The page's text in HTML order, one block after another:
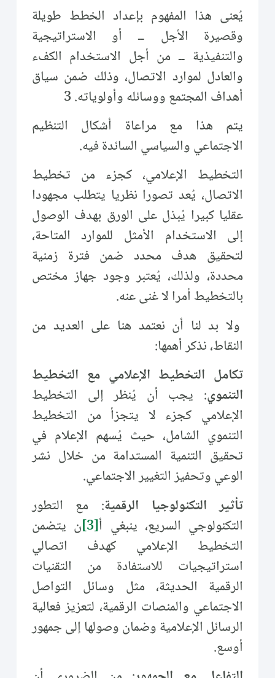
يُعنى هذا المفهوم بإعداد الخطط طويلة
وقصيرة الأجل ــ أو الاستراتيجية
والتنفيذية ــ من أجل الاستخدام الكفء
والعادل لموارد الاتصال، وذلك ضمن سياق
أهداف المجتمع ووسائله وأولوياته. 3
يتم هذا مع مراعاة أشكال التنظيم
الاجتماعي والسياسي السائدة فيه.
التخطيط الإعلامي، كجزء من تخطيط
الاتصال، يُعد تصورا نظريا يتطلب مجهودا
عقليا كبيرا يُبذل على الورق بهدف الوصول
إلى الاستخدام الأمثل للموارد المتاحة،
لتحقيق هدف محدد ضمن فترة زمنية
محددة، ولذلك، يُعتبر وجود جهاز مختص
بالتخطيط أمرا لا غنى عنه.
ولا بد لنا أن نعتمد هنا على العديد من
النقاط، نذكر أهمها:
تكامل التخطيط الإعلامي مع التخطيط
التنموي: يجب أن يُنظر إلى التخطيط
الإعلامي كجزء لا يتجزأ من التخطيط
التنموي الشامل، حيث يُسهم الإعلام في
تحقيق التنمية المستدامة من خلال نشر
الوعي وتحفيز التغيير الاجتماعي.
تأثير التكنولوجيا الرقمية: مع التطور
التكنولوجي السريع، ينبغي أ[3] ن يتضمن
التخطيط الإعلامي كهدف اتصالي
استراتيجيات للاستفادة من التقنيات
الرقمية الحديثة، مثل وسائل التواصل
الاجتماعي والمنصات الرقمية، لتعزيز فعالية
الرسائل الإعلامية وضمان وصولها إلى جمهور
أوسع.